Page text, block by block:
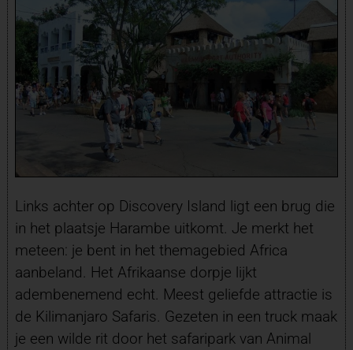
Links achter op Discovery Island ligt een brug die
in het plaatsje Harambe uitkomt. Je merkt het
meteen: je bent in het themagebied Africa
aanbeland. Het Afrikaanse dorpje lijkt
adembenemend echt. Meest geliefde attractie is
de Kilimanjaro Safaris. Gezeten in een truck maak
je een wilde rit door het safaripark van Animal